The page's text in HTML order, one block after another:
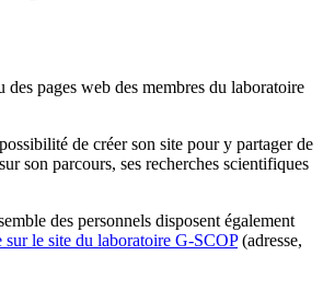
des pages web des membres du laboratoire
de créer son site pour y partager de
son parcours, ses recherches scientifiques
des personnels disposent également
le site du laboratoire G-SCOP(adresse,